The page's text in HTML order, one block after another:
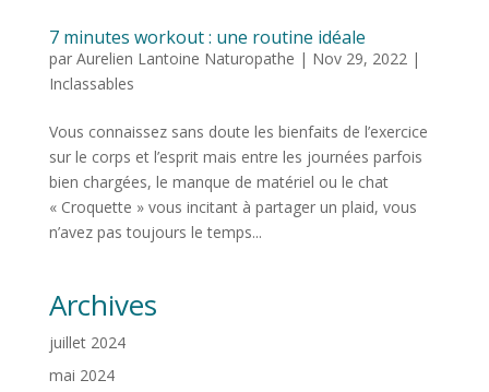
7 minutes workout : une routine idéale
par Aurelien Lantoine Naturopathe | Nov 29, 2022|
Inclassables
Vous connaissez sans doute les bienfaits de l’exercice
sur le corps et l’esprit mais entre les journées parfois
bien chargées, le manque de matériel ou le chat
« Croquette » vous incitant à partager un plaid, vous
n’avez pas toujours le temps...
Archives
juillet 2024
mai 2024